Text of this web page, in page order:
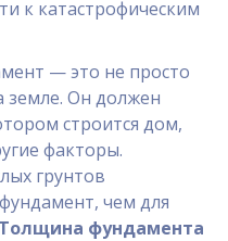
к катастрофическим
— это не просто
земле. Он должен
строится дом,
факторы.
грунтов
чем для
Толщина фундамента